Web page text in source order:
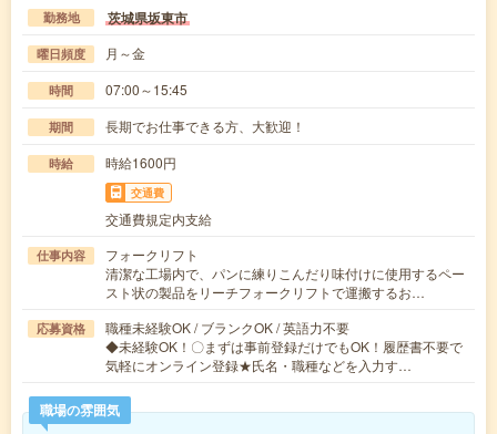
勤務地 茨城県坂東市
曜日頻度 月～金
時間 07:00～15:45
期間 長期でお仕事できる方、大歓迎！
時給 時給1600円
交通費
交通費規定内支給
仕事内容
フォークリフト
清潔な工場内で、パンに練りこんだり味付けに使用するペー
スト状の製品をリーチフォークリフトで運搬するお…
応募資格
職種未経験OK / ブランクOK / 英語力不要
◆未経験OK！〇まずは事前登録だけでもOK！履歴書不要で
気軽にオンライン登録★氏名・職種などを入力す…
職場の雰囲気